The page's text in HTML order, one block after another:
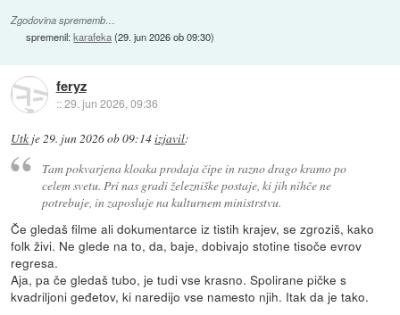
Zgodovina sprememb…
spremenil:karafeka(29. jun 2026 ob 09:30)
feryz
::29. jun 2026, 09:36
Utk je29. jun 2026 ob 09:14izjavil:
Tam pokvarjena kloaka prodaja čipe in razno drago kramo po
celem svetu. Pri nas gradi železniške postaje, ki jih nihče ne
potrebuje, in zaposluje na kulturnem ministrstvu.
Če gledaš filme ali dokumentarce iz tistih krajev, se zgroziš, kako
folk živi. Ne glede na to, da, baje, dobivajo stotine tisoče evrov
regresa.
Aja, pa če gledaš tubo, je tudi vse krasno. Spolirane pičke s
kvadriljoni geđetov, ki naredijo vse namesto njih. Itak da je tako.